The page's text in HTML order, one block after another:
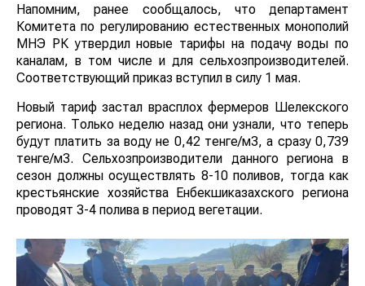
Напомним, ранее сообщалось, что департамент
Комитета по регулированию естественных монополий
МНЭ РК утвердил новые тарифы на подачу воды по
каналам, в том числе и для сельхозпроизводителей.
Соответствующий приказ вступил в силу 1 мая.
Новый тариф застал врасплох фермеров Шелекского
региона. Только неделю назад они узнали, что теперь
будут платить за воду не 0,42 тенге/м3, а сразу 0,739
тенге/м3. Сельхозпроизводители данного региона в
сезон должны осуществлять 8-10 поливов, тогда как
крестьянские хозяйства Енбекшиказахского региона
проводят 3-4 полива в период вегетации.